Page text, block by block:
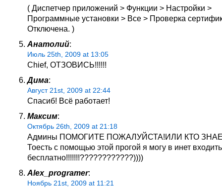
( Диспетчер приложений > Функции > Настройки >
Программные установки > Все > Проверка
Отключена. )
Анатолий:
Июль 25th, 2009 at 13:05
Chief, ОТЗОВИСЬ!!!!!!
Дима:
Август 21st, 2009 at 22:44
Спасиб! Всё работает!
Максим:
Октябрь 26th, 2009 at 21:18
Админы ПОМОГИТЕ ПОЖАЛУЙСТА!ИЛИ КТО
Тоесть с помощью этой прогой я могу в инет
бесплатно!!!!!!!????????????))))
Alex_programer:
Ноябрь 21st, 2009 at 11:21